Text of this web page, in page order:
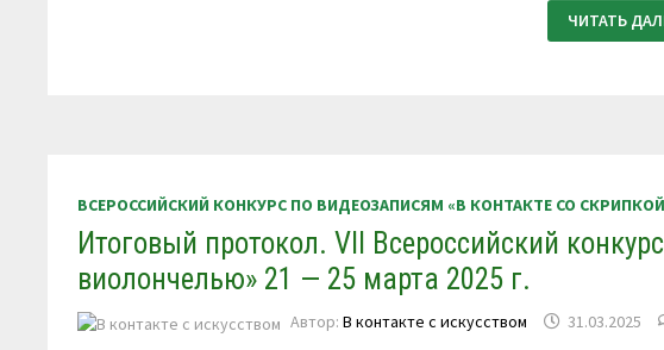
О
–
9
ЧИТАТЬ
ВСЕРОССИЙСКИЙ КОНКУРС ПО ВИДЕОЗАПИСЯМ «В КОНТАКТЕ СО
Итоговый протокол. VII Всероссийский
виолончелью» 21 — 25 марта 2025 г.
Автор:В контакте с искусством 31.03.2025